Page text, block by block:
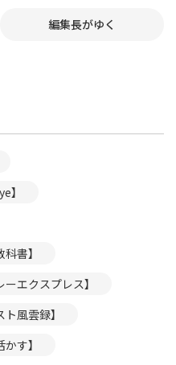
編集長がゆく
】
書】
エクスプレス】
風雲録】
す】